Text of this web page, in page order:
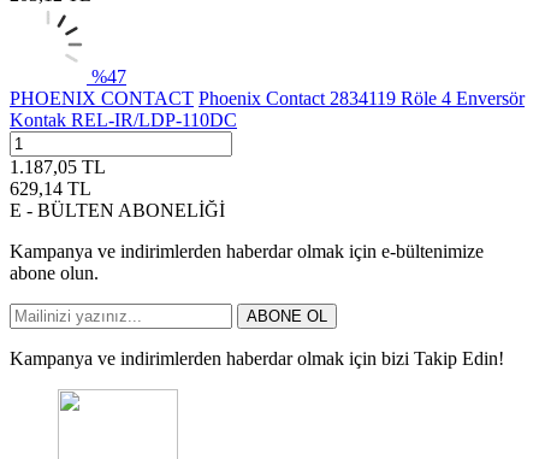
%47
PHOENIX CONTACT Phoenix Contact 2834119 Röle 4 Enversör
Kontak REL-IR/LDP-110DC
1.187,05 TL
629,14 TL
E - BÜLTEN ABONELİĞİ
Kampanya ve indirimlerden haberdar olmak için e-bültenimize
abone olun.
ABONE OL
Kampanya ve indirimlerden haberdar olmak için bizi Takip Edin!